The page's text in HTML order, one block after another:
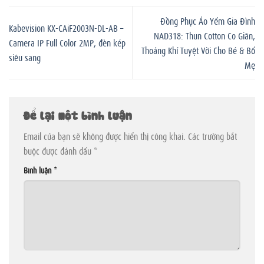
Kabevision KX-CAiF2003N-DL-AB –
Camera IP Full Color 2MP, đèn kép
siêu sang
Đồng Phục Áo Yếm Gia Đình
NAD318: Thun Cotton Co Giãn,
Thoáng Khí Tuyệt Vời Cho Bé & Bố
Mẹ
Để lại một bình luận
Email của bạn sẽ không được hiển thị công khai. Các trường bắt
buộc được đánh dấu *
Bình luận *